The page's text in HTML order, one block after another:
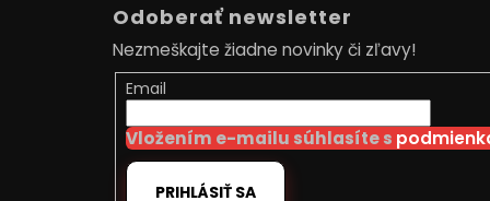
Odoberať newsletter
Nezmeškajte žiadne novinky či zľavy!
Email
Vložením e-mailu súhlasíte s
PRIHLÁSIŤ SA